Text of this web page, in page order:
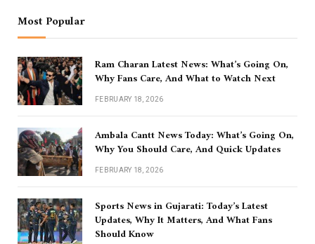
Most Popular
Ram Charan Latest News: What’s Going On,
Why Fans Care, And What to Watch Next
FEBRUARY 18, 2026
Ambala Cantt News Today: What’s Going On,
Why You Should Care, And Quick Updates
FEBRUARY 18, 2026
Sports News in Gujarati: Today’s Latest
Updates, Why It Matters, And What Fans
Should Know